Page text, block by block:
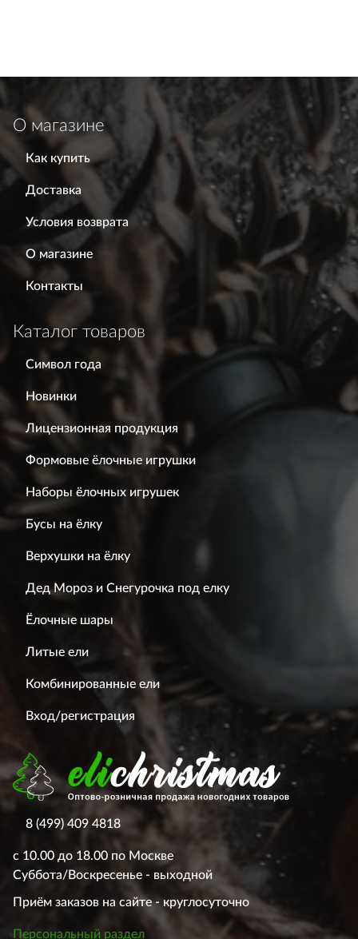
О магазине
Как купить
Доставка
Условия возврата
О магазине
Контакты
Каталог товаров
Символ года
Новинки
Лицензионная продукция
Формовые ёлочные игрушки
Наборы ёлочных игрушек
Бусы на ёлку
Верхушки на ёлку
Дед Мороз и Снегурочка под елку
Ёлочные шары
Литые ели
Комбинированные ели
Вход/регистрация
8 (499) 409 4818
с 10.00 до 18.00 по Москве
Суббота/Воскресенье - выходной
Приём заказов на сайте - круглосуточно
Персональный раздел